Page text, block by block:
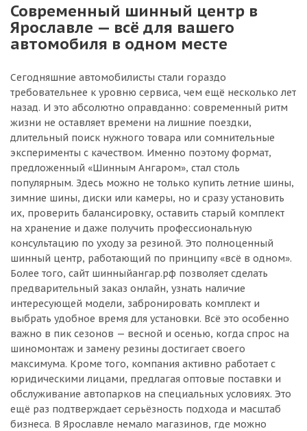
Современный шинный центр в
Ярославле — всё для вашего
автомобиля в одном месте
Сегодняшние автомобилисты стали гораздо
требовательнее к уровню сервиса, чем ещё несколько лет
назад. И это абсолютно оправданно: современный ритм
жизни не оставляет времени на лишние поездки,
длительный поиск нужного товара или сомнительные
эксперименты с качеством. Именно поэтому формат,
предложенный «Шинным Ангаром», стал столь
популярным. Здесь можно не только купить летние шины,
зимние шины, диски или камеры, но и сразу установить
их, проверить балансировку, оставить старый комплект
на хранение и даже получить профессиональную
консультацию по уходу за резиной. Это полноценный
шинный центр, работающий по принципу «всё в одном».
Более того, сайт шинныйангар.рф позволяет сделать
предварительный заказ онлайн, узнать наличие
интересующей модели, забронировать комплект и
выбрать удобное время для установки. Всё это особенно
важно в пик сезонов — весной и осенью, когда спрос на
шиномонтаж и замену резины достигает своего
максимума. Кроме того, компания активно работает с
юридическими лицами, предлагая оптовые поставки и
обслуживание автопарков на специальных условиях. Это
ещё раз подтверждает серьёзность подхода и масштаб
бизнеса. В Ярославле немало магазинов, где можно